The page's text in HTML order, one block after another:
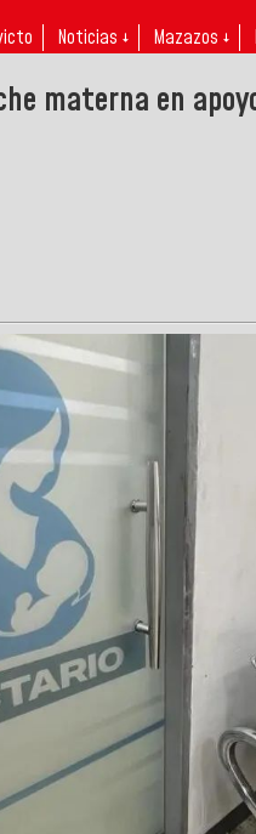
Noticias ↓ Mazazos ↓
materna en